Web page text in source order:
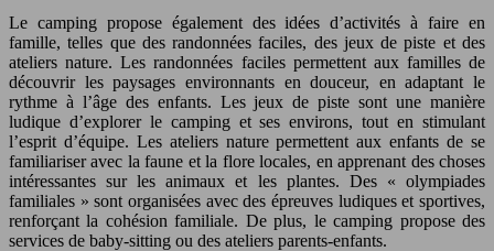
Le camping propose également des idées d’activités à faire en
famille, telles que des randonnées faciles, des jeux de piste et des
ateliers nature. Les randonnées faciles permettent aux familles de
découvrir les paysages environnants en douceur, en adaptant le
rythme à l’âge des enfants. Les jeux de piste sont une manière
ludique d’explorer le camping et ses environs, tout en stimulant
l’esprit d’équipe. Les ateliers nature permettent aux enfants de se
familiariser avec la faune et la flore locales, en apprenant des choses
intéressantes sur les animaux et les plantes. Des « olympiades
familiales » sont organisées avec des épreuves ludiques et sportives,
renforçant la cohésion familiale. De plus, le camping propose des
services de baby-sitting ou des ateliers parents-enfants.